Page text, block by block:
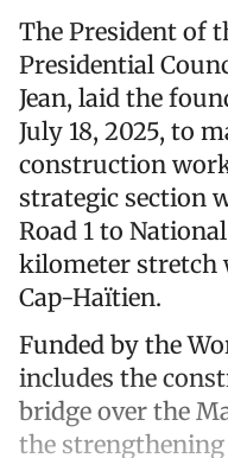
The President of
Presidential
Jean, laid the
July 18, 2025, to
construction
strategic section
Road 1 to
kilometer stretch
Cap-Haïtien.
Funded by the
includes the
bridge over the
the